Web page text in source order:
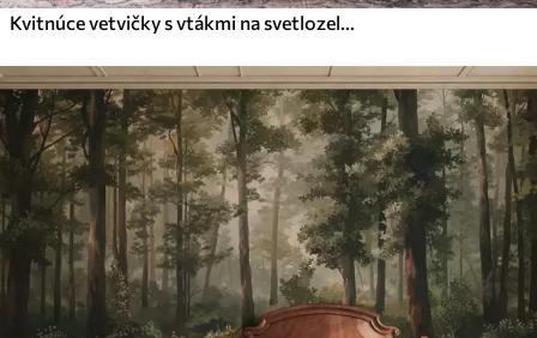
Kvitnúce vetvičky s vtákmi na svetlozelenom pozadí